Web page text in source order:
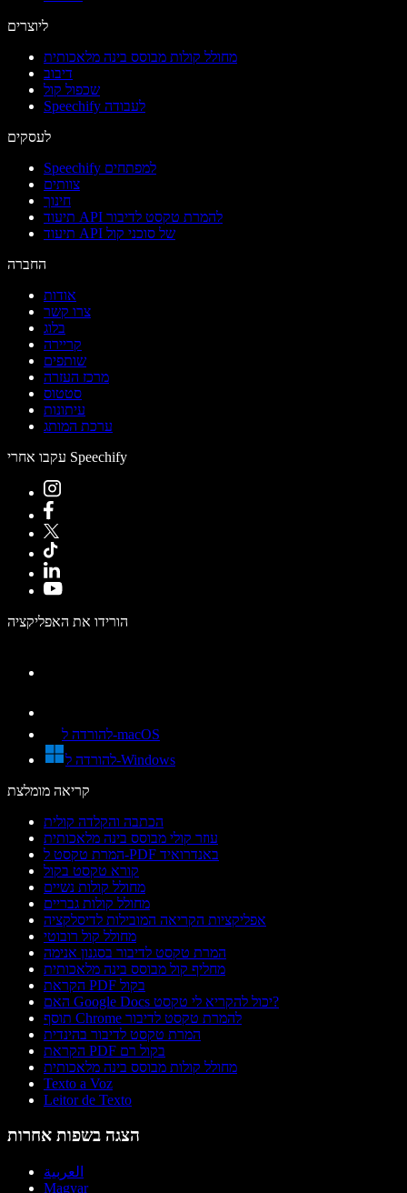
ליוצרים
מחולל קולות מבוסס בינה מלאכותית
דיבוב
שכפול קול
Speechify לעבודה
לעסקים
Speechify למפתחים
צוותים
חינוך
תיעוד API להמרת טקסט לדיבור
תיעוד API של סוכני קול
החברה
אודות
צרו קשר
בלוג
קריירה
שותפים
מרכז העזרה
סטטוס
עיתונות
ערכת המותג
עקבו אחרי Speechify
הורידו את האפליקציה
להורדה ל-macOS
להורדה ל-Windows
קריאה מומלצת
הכתבה והקלדה קולית
עוזר קולי מבוסס בינה מלאכותית
המרת טקסט ל-PDF באנדרואיד
קורא טקסט בקול
מחולל קולות נשיים
מחולל קולות גבריים
אפליקציות הקריאה המובילות לדיסלקציה
מחולל קול רובוטי
המרת טקסט לדיבור בסגנון אנימה
מחליף קול מבוסס בינה מלאכותית
הקראת PDF בקול
האם Google Docs יכול להקריא לי טקסט?
תוסף Chrome להמרת טקסט לדיבור
המרת טקסט לדיבור בהינדית
הקראת PDF בקול רם
מחולל קולות מבוסס בינה מלאכותית
Texto a Voz
Leitor de Texto
הצגה בשפות אחרות
العربية
Magyar